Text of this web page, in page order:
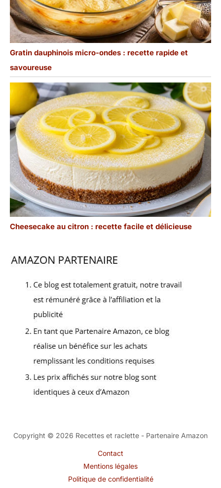
Gratin dauphinois micro-ondes : recette rapide et
savoureuse
Cheesecake au citron : recette facile et délicieuse
Copyright © 2026 Recettes et raclette - Partenaire Amazon
Contact
Mentions légales
Politique de confidentialité